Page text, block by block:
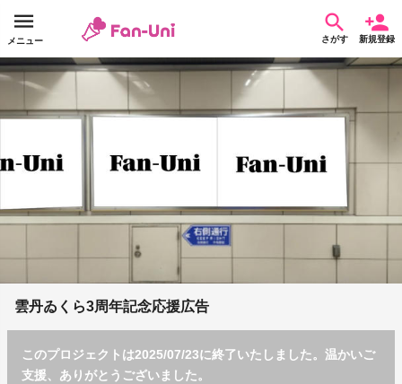
メニュー さがす 新規登録
雲丹ゐくら3周年記念応援広告
このプロジェクトは2025/07/23に終了いたしました。温かいご
支援、ありがとうございました。